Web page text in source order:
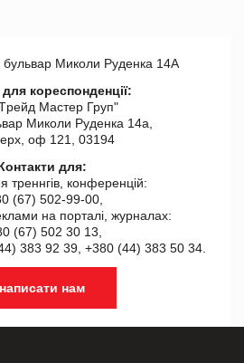
бульвар Миколи Руденка 14А
кореспонденції:
Мастер Груп"
Миколи Руденка 14а,
оф 121, 03194
для:
треннгів, конференцій:
(67) 502-99-00,
на порталі, журналах:
(67) 502 30 13,
383 92 39, +380 (44) 383 50 34.
написати нам